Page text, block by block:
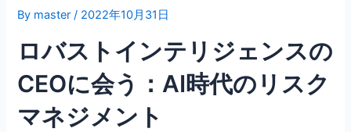
By master / 2022年10月31日
ロバストインテリジェンスの
CEOに会う：AI時代のリスク
マネジメント